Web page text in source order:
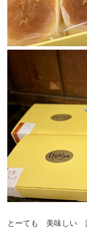
とーても 美味しい